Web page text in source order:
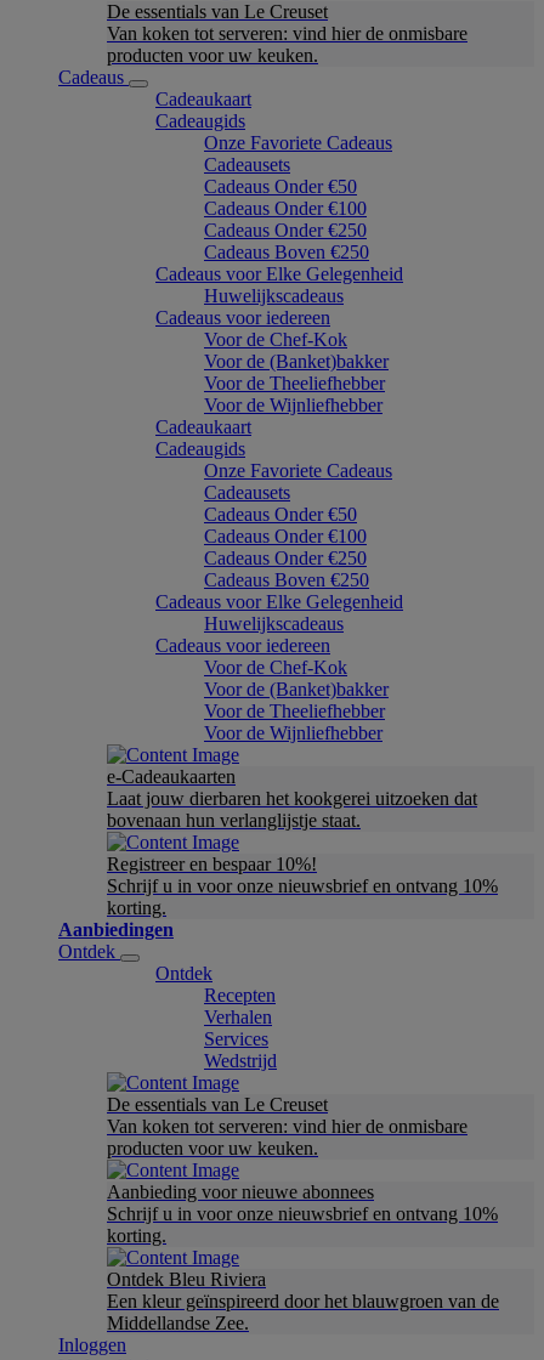
De essentials van Le Creuset
Van koken tot serveren: vind hier de onmisbare
producten voor uw keuken.
Cadeaus
Cadeaukaart
Cadeaugids
Onze Favoriete Cadeaus
Cadeausets
Cadeaus Onder €50
Cadeaus Onder €100
Cadeaus Onder €250
Cadeaus Boven €250
Cadeaus voor Elke Gelegenheid
Huwelijkscadeaus
Cadeaus voor iedereen
Voor de Chef-Kok
Voor de (Banket)bakker
Voor de Theeliefhebber
Voor de Wijnliefhebber
Cadeaukaart
Cadeaugids
Onze Favoriete Cadeaus
Cadeausets
Cadeaus Onder €50
Cadeaus Onder €100
Cadeaus Onder €250
Cadeaus Boven €250
Cadeaus voor Elke Gelegenheid
Huwelijkscadeaus
Cadeaus voor iedereen
Voor de Chef-Kok
Voor de (Banket)bakker
Voor de Theeliefhebber
Voor de Wijnliefhebber
e-Cadeaukaarten
Laat jouw dierbaren het kookgerei uitzoeken dat
bovenaan hun verlanglijstje staat.
Registreer en bespaar 10%!
Schrijf u in voor onze nieuwsbrief en ontvang 10%
korting.
Aanbiedingen
Ontdek
Ontdek
Recepten
Verhalen
Services
Wedstrijd
De essentials van Le Creuset
Van koken tot serveren: vind hier de onmisbare
producten voor uw keuken.
Aanbieding voor nieuwe abonnees
Schrijf u in voor onze nieuwsbrief en ontvang 10%
korting.
Ontdek Bleu Riviera
Een kleur geïnspireerd door het blauwgroen van de
Middellandse Zee.
Inloggen